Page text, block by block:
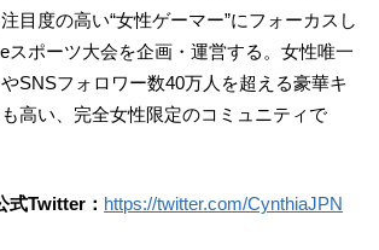
目度の高い“女性ゲーマー”にフォーカスし
スポーツ大会を企画・運営する。女性唯一
SNSフォロワー数40万人を超える豪華キ
高い、完全女性限定のコミュニティで
式Twitter： https://twitter.com/CynthiaJPN